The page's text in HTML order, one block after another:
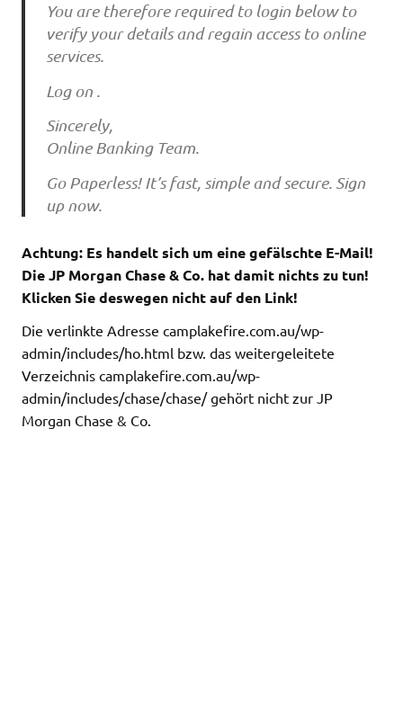
You are therefore required to login below to
verify your details and regain access to online
services.
Log on .
Sincerely,
Online Banking Team.
Go Paperless! It’s fast, simple and secure. Sign
up now.
Achtung: Es handelt sich um eine gefälschte E-Mail!
Die JP Morgan Chase & Co. hat damit nichts zu tun!
Klicken Sie deswegen nicht auf den Link!
Die verlinkte Adresse camplakefire.com.au/wp-
admin/includes/ho.html bzw. das weitergeleitete
Verzeichnis camplakefire.com.au/wp-
admin/includes/chase/chase/ gehört nicht zur JP
Morgan Chase & Co.